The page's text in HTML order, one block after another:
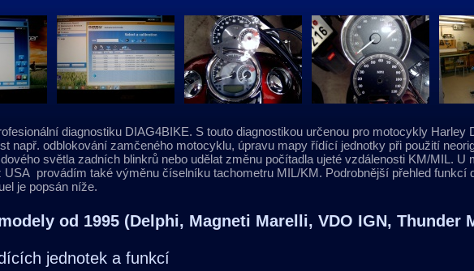
diagnostiku DIAG4BIKE. S touto diagnostikou určenou pro motocykly Harley
např. odblokování zamčeného motocyklu, úpravu mapy řídící jednotky při použití
světla zadních blinkrů nebo udělat změnu počítadla ujeté vzdálenosti KM/MIL. U
USA provádím také výměnu číselníku tachometru MIL/KM. Podrobnější přehled funkcí
je popsán níže.
od 1995 (Delphi, Magneti Marelli, VDO IGN, Thunder
jednotek a funkcí